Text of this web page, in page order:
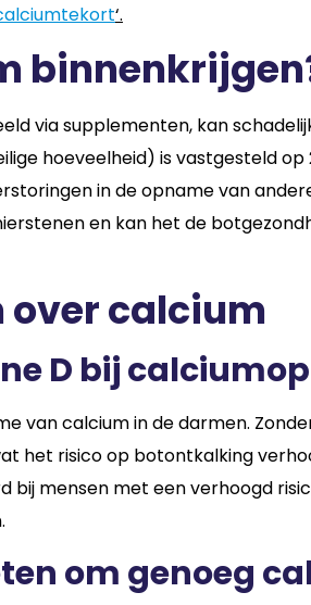
‘.
via supplementen, kan
hoeveelheid) is vastgesteld op
in de opname van
en kan het de
over calcium
D bij
van calcium in de darmen.
het risico op botontkalking
bij mensen met een verhoogd
om genoeg